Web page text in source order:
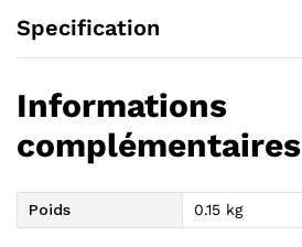
Specification
Informations
complémentaires
Poids 0.15 kg